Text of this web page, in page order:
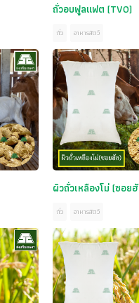
ถั่วอบฟูลแฟต (TVO)
ถั่ว อาหารสัตว์
ผิวถั่วเหลืองโม่ (ซอย
ถั่ว อาหารสัตว์